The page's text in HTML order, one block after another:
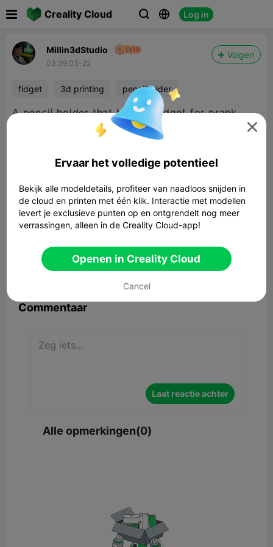
Creality Cloud   Log in
Millin3dStudio
03:39 03-22
Volgen
fidget 3d printing pencilholder
A pencil holder that hides a fidget for prank
contest. I made this to print on my Sparkx i7.
Gear Spiral Fidget Pencil Holder - Fool
Rapporteren 10 
Commentaar
Laat reactie achter
Alle opmerkingen(0)

Ervaar het volledige potentieel
Bekijk alle modeldetails, profiteer van naadloos snijden in
de cloud en printen met één klik. Interactie met modellen
levert je exclusieve punten op en ontgrendelt nog meer
verrassingen, alleen in de Creality Cloud-app!
Openen in Creality Cloud
Cancel